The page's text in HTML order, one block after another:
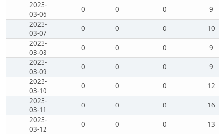
2023-
03-06
0 0 0
9
2023-
03-07
0 0 0
10
2023-
03-08
0 0 0
9
2023-
03-09
0 0 0
9
2023-
03-10
0 0 0
12
2023-
03-11
0 0 0
16
2023-
03-12
0 0 0
13